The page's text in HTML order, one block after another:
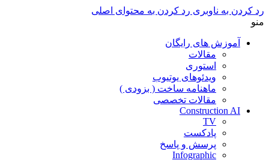
رد کردن به ناوبری رد کردن به محتوای اصلی
منو
آموزش های رایگان
مقالات
استوری
ویدئوهای یوتیوب
ماهنامه ساخت ( بزودی )
مقالات تخصصی
Construction AI
TV
پادکست
پرسش و پاسخ
Infographic